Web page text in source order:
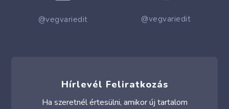
@vegvariedit @vegvariedit
Hírlevél Feliratkozás
Ha szeretnél értesülni, amikor új tartalom